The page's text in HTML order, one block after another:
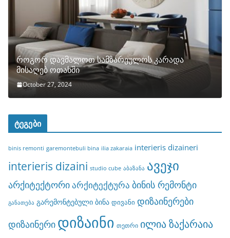
როგორ დავმალოთ სამზარეულოს კარადა
მისაღებ ოთახში
October 27, 2024
ტეგები
binis remonti garemontebuli bina ilia zakaraia interieris dizaineri
interieris dizaini studio cube აბაზანა ავეჯი
არქიტექტორიარქიტექტურა ბინის რემონტი
განათება გარემონტებული ბინა დივანი დიზაინერები
დიზაინერი დიზაინი თეთრი ილია ზაქარაია